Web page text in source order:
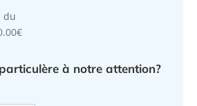
du
à notre attention?